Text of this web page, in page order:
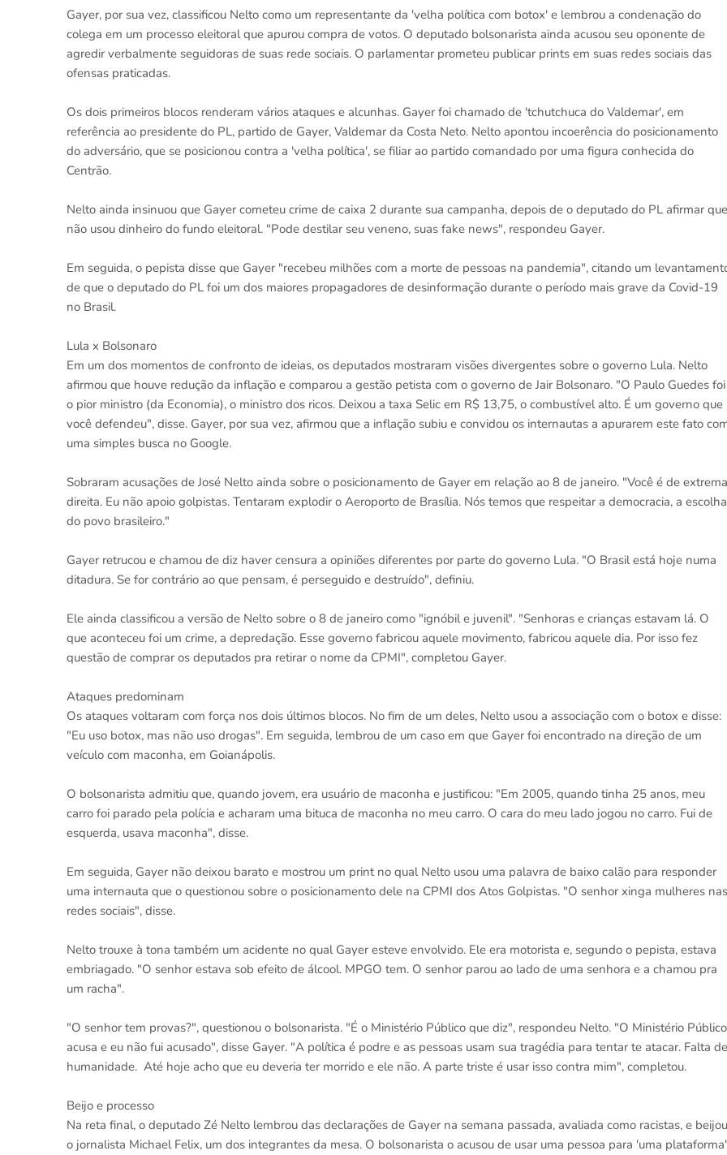
Gayer, por sua vez, classificou Nelto como um representante da 'velha política com botox' e lembrou a condenação do
colega em um processo eleitoral que apurou compra de votos. O deputado bolsonarista ainda acusou seu oponente de
agredir verbalmente seguidoras de suas rede sociais. O parlamentar prometeu publicar prints em suas redes sociais das
ofensas praticadas.
Os dois primeiros blocos renderam vários ataques e alcunhas. Gayer foi chamado de 'tchutchuca do Valdemar', em
referência ao presidente do PL, partido de Gayer, Valdemar da Costa Neto. Nelto apontou incoerência do posicionamento
do adversário, que se posicionou contra a 'velha política', se filiar ao partido comandado por uma figura conhecida do
Centrão.
Nelto ainda insinuou que Gayer cometeu crime de caixa 2 durante sua campanha, depois de o deputado do PL afirmar que
não usou dinheiro do fundo eleitoral. "Pode destilar seu veneno, suas fake news", respondeu Gayer.
Em seguida, o pepista disse que Gayer "recebeu milhões com a morte de pessoas na pandemia", citando um
de que o deputado do PL foi um dos maiores propagadores de desinformação durante o período mais grave da Covid-19
no Brasil.
Lula x Bolsonaro
Em um dos momentos de confronto de ideias, os deputados mostraram visões divergentes sobre o governo Lula. Nelto
afirmou que houve redução da inflação e comparou a gestão petista com o governo de Jair Bolsonaro. "O Paulo Guedes foi
o pior ministro (da Economia), o ministro dos ricos. Deixou a taxa Selic em R$ 13,75, o combustível alto. É um governo que
você defendeu", disse. Gayer, por sua vez, afirmou que a inflação subiu e convidou os internautas a apurarem este fato
uma simples busca no Google.
Sobraram acusações de José Nelto ainda sobre o posicionamento de Gayer em relação ao 8 de janeiro. "Você é de extrema
direita. Eu não apoio golpistas. Tentaram explodir o Aeroporto de Brasília. Nós temos que respeitar a democracia, a escolha
do povo brasileiro."
Gayer retrucou e chamou de diz haver censura a opiniões diferentes por parte do governo Lula. "O Brasil está hoje numa
ditadura. Se for contrário ao que pensam, é perseguido e destruído", definiu.
Ele ainda classificou a versão de Nelto sobre o 8 de janeiro como "ignóbil e juvenil". "Senhoras e crianças estavam lá. O
que aconteceu foi um crime, a depredação. Esse governo fabricou aquele movimento, fabricou aquele dia. Por isso fez
questão de comprar os deputados pra retirar o nome da CPMI", completou Gayer.
Ataques predominam
Os ataques voltaram com força nos dois últimos blocos. No fim de um deles, Nelto usou a associação com o botox e disse:
"Eu uso botox, mas não uso drogas". Em seguida, lembrou de um caso em que Gayer foi encontrado na direção de um
veículo com maconha, em Goianápolis.
O bolsonarista admitiu que, quando jovem, era usuário de maconha e justificou: "Em 2005, quando tinha 25 anos, meu
carro foi parado pela polícia e acharam uma bituca de maconha no meu carro. O cara do meu lado jogou no carro. Fui de
esquerda, usava maconha", disse.
Em seguida, Gayer não deixou barato e mostrou um print no qual Nelto usou uma palavra de baixo calão para responder
uma internauta que o questionou sobre o posicionamento dele na CPMI dos Atos Golpistas. "O senhor xinga mulheres nas
redes sociais", disse.
Nelto trouxe à tona também um acidente no qual Gayer esteve envolvido. Ele era motorista e, segundo o pepista, estava
embriagado. "O senhor estava sob efeito de álcool. MPGO tem. O senhor parou ao lado de uma senhora e a chamou pra
um racha".
"O senhor tem provas?", questionou o bolsonarista. "É o Ministério Público que diz", respondeu Nelto. "O Ministério Público
acusa e eu não fui acusado", disse Gayer. "A política é podre e as pessoas usam sua tragédia para tentar te atacar. Falta de
humanidade. Até hoje acho que eu deveria ter morrido e ele não. A parte triste é usar isso contra mim", completou.
Beijo e processo
Na reta final, o deputado Zé Nelto lembrou das declarações de Gayer na semana passada, avaliada como racistas, e beijou
o jornalista Michael Felix, um dos integrantes da mesa. O bolsonarista o acusou de usar uma pessoa para 'uma